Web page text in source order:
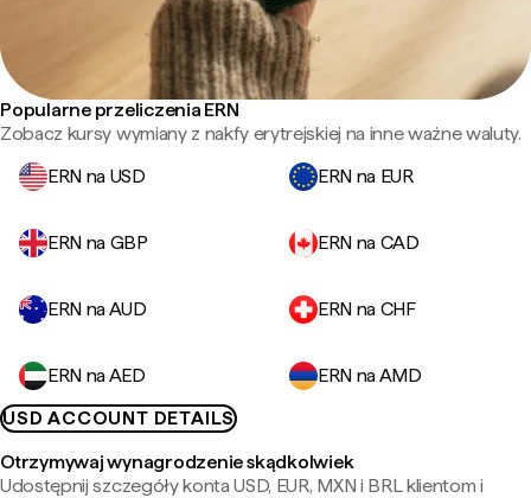
Popularne przeliczenia ERN
Zobacz kursy wymiany z nakfy erytrejskiej na inne ważne waluty.
ERN na USD
ERN na EUR
ERN na GBP ERN na CAD
ERN na AUD ERN na CHF
ERN na AED
ERN na AMD
USD ACCOUNT DETAILS
Otrzymywaj wynagrodzenie skądkolwiek
Udostępnij szczegóły konta USD, EUR, MXN i BRL klientom i